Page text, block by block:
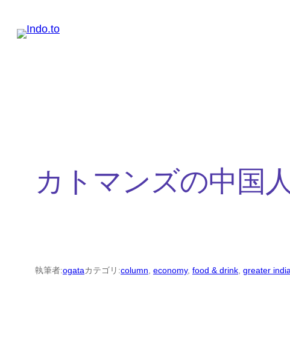
カトマンズの中国
執筆者:ogataカテゴリ:column, economy, food & drink, greater